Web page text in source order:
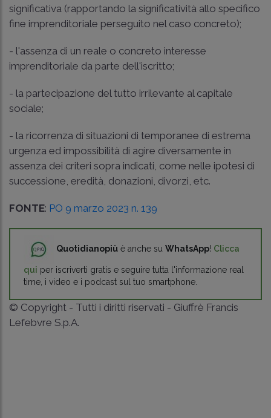
significativa (rapportando la significatività allo specifico
fine imprenditoriale perseguito nel caso concreto);
- l'assenza di un reale o concreto interesse
imprenditoriale da parte dell'iscritto;
- la partecipazione del tutto irrilevante al capitale
sociale;
- la ricorrenza di situazioni di temporanee di estrema
urgenza ed impossibilità di agire diversamente in
assenza dei criteri sopra indicati, come nelle ipotesi di
successione, eredità, donazioni, divorzi, etc.
FONTE: PO 9 marzo 2023 n. 139
Quotidianopiù è anche su WhatsApp! Clicca
qui per iscriverti gratis e seguire tutta l'informazione real
time, i video e i podcast sul tuo smartphone.
© Copyright - Tutti i diritti riservati - Giuffrè Francis
Lefebvre S.p.A.